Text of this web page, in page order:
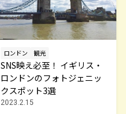
ロンドン 観光
SNS映え必至！ イギリス・
ロンドンのフォトジェニッ
クスポット3選
2023.2.15